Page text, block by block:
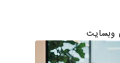
وبسایت